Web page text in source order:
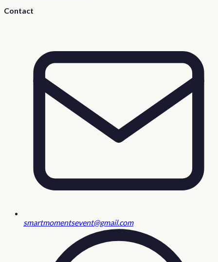
Contact
smartmomentsevent@gmail.com